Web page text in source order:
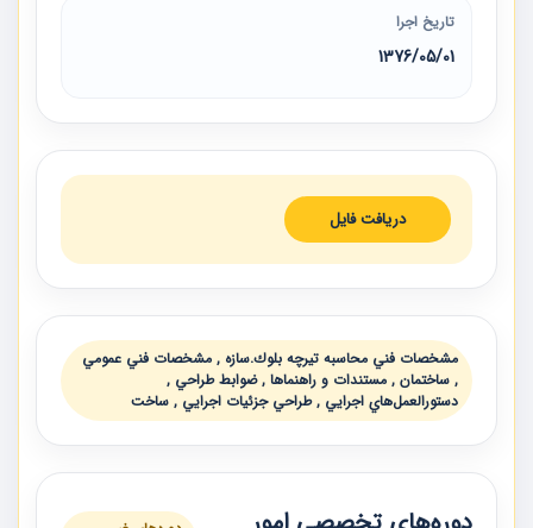
تاریخ اجرا
1376/05/01
دریافت فایل
مشخصات فني محاسبه تيرچه بلوك.سازه , مشخصات فني عمومي
, ساختمان , مستندات و راهنماها , ضوابط طراحي ,
دستورالعمل‌هاي اجرايي , طراحي جزئيات اجرايي , ساخت